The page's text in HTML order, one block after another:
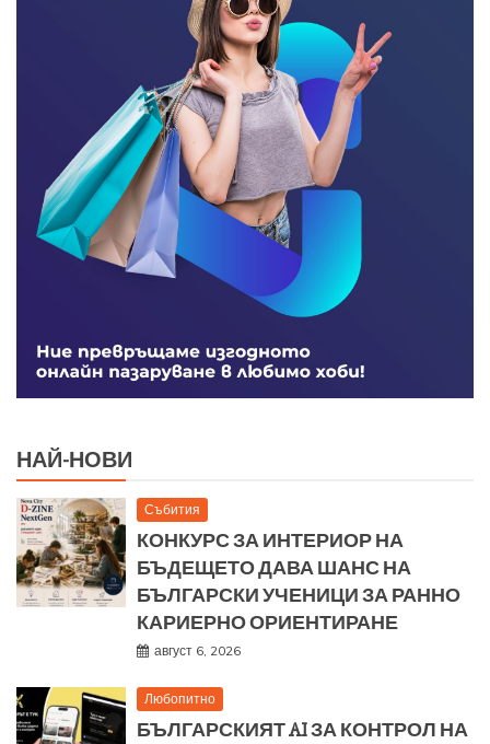
НАЙ-НОВИ
Събития
КОНКУРС ЗА ИНТЕРИОР НА
БЪДЕЩЕТО ДАВА ШАНС НА
БЪЛГАРСКИ УЧЕНИЦИ ЗА РАННО
КАРИЕРНО ОРИЕНТИРАНЕ
август 6, 2026
Любопитно
БЪЛГАРСКИЯТ AI ЗА КОНТРОЛ НА